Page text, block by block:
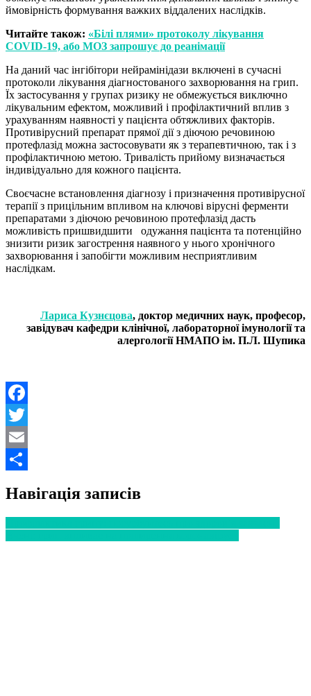
ймовірність формування важких віддалених наслідків.
Читайте також: «Білі плями» протоколу лікування
COVID-19, або МОЗ запрошує до реанімації
На даний час інгібітори нейрамінідази включені в сучасні
протоколи лікування діагностованого захворювання на грип.
Їх застосування у групах ризику не обмежується виключно
лікувальним ефектом, можливий і профілактичний вплив з
урахуванням наявності у пацієнта обтяжливих факторів.
Противірусний препарат прямої дії з діючою речовиною
протефлазід можна застосовувати як з терапевтичною, так і з
профілактичною метою. Тривалість прийому визначається
індивідуально для кожного пацієнта.
Своєчасне встановлення діагнозу і призначення противірусної
терапії з прицільним впливом на ключові вірусні ферменти
препаратами з діючою речовиною протефлазід дасть
можливість пришвидшити одужання пацієнта та потенційно
знизити ризик загострення наявного у нього хронічного
захворювання і запобігти можливим несприятливим
наслідкам.
Лариса Кузнєцова, доктор медичних наук, професор,
завідувач кафедри клінічної, лабораторної імунології та
алергології НМАПО ім. П.Л. Шупика
Facebook
Twitter
Email
Навігація записів